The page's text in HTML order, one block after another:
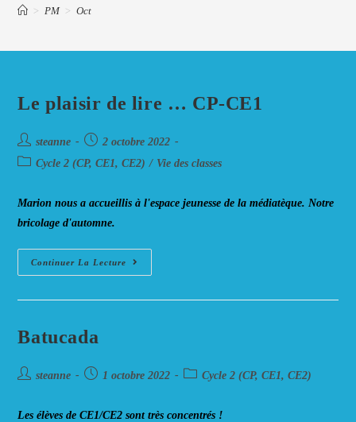
> PM > Oct
Le plaisir de lire … CP-CE1
Auteur/autrice
de
steanne
Post
published:
2 octobre 2022
PostCycle 2 (CP, CE1, CE2) / Vie des classes
Marion nous a accueillis à l'espace jeunesse de la médiatèque. Notre
bricolage d'automne.
Continuer La Lecture
Le
Plaisir
Batucada
Auteur/autrice
steanne
Post1 octobre 2022
PostCycle 2 (CP, CE1, CE2)
Les élèves de CE1/CE2 sont très concentrés !